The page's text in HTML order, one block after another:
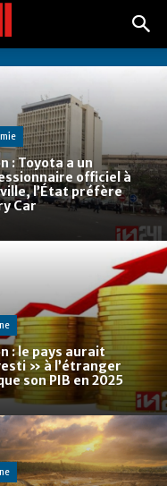
: Toyota a un
officiel à
l’État préfère
Car
: le pays aurait
» à l’étranger
son PIB en 2025